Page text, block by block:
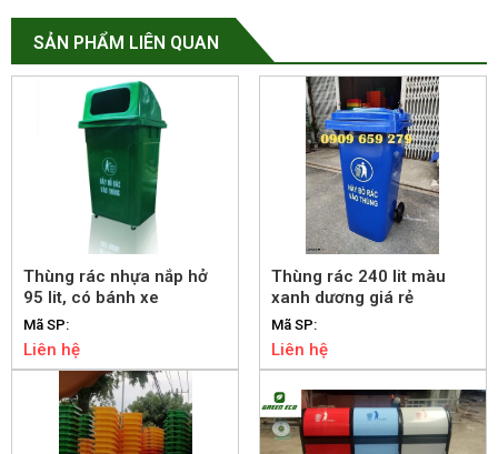
SẢN PHẨM LIÊN QUAN
Thùng rác nhựa nắp hở
95 lit, có bánh xe
Mã SP:
Liên hệ
Thùng rác 240 lit màu
xanh dương giá rẻ
Mã SP:
Liên hệ